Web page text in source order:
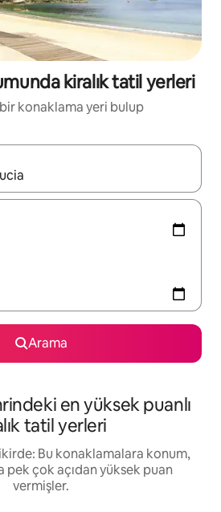
kiralık tatil yerleri
konaklama yeri bulup
olduğunda yukarı ve aşağı oklarıyla
Arama
en yüksek puanlı
tatil yerleri
Bu konaklamalara konum,
pek çok açıdan yüksek puan
vermişler.